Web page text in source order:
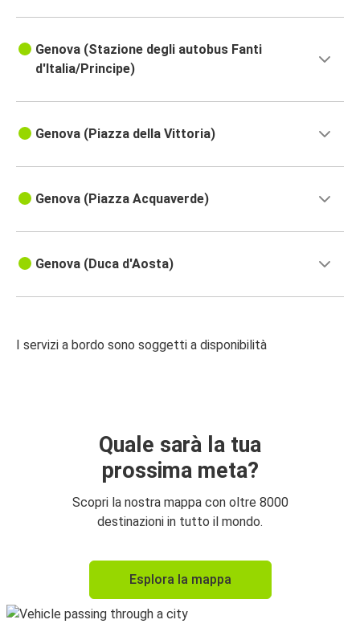
Genova (Stazione degli autobus Fanti
d'Italia/Principe)
Genova (Piazza della Vittoria)
Genova (Piazza Acquaverde)
Genova (Duca d'Aosta)
I servizi a bordo sono soggetti a disponibilità
Quale sarà la tua
prossima meta?
Scopri la nostra mappa con oltre 8000
destinazioni in tutto il mondo.
Esplora la mappa